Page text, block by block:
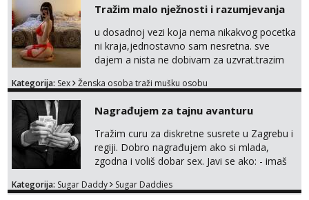
Tražim malo nježnosti i razumjevanja
u dosadnoj vezi koja nema nikakvog pocetka
ni kraja,jednostavno sam nesretna. sve
dajem a nista ne dobivam za uzvrat.trazim
trazim puno samo malo njeznosti i
poljupce po tijelu koji me jako
pale,obozavam kad muskarac preuzme
kontrolu . javi se :) Klikni na link ispod i nadji
me tamo, cekam te!
Kategorija: Sex Ženska osoba traži mušku osobu
Nagrađujem za tajnu avanturu
Tražim curu za diskretne susrete u Zagrebu i
regiji. Dobro nagrađujem ako si mlada,
zgodna i voliš dobar sex. Javi se ako: - imaš
kosu - se dobro ljubiš - si fleksibilna s
Kategorija: Sugar Daddy Sugar Daddies